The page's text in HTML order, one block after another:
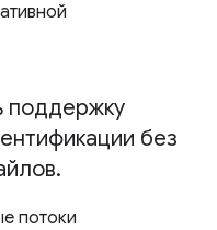
поддержку
без
.
потоки